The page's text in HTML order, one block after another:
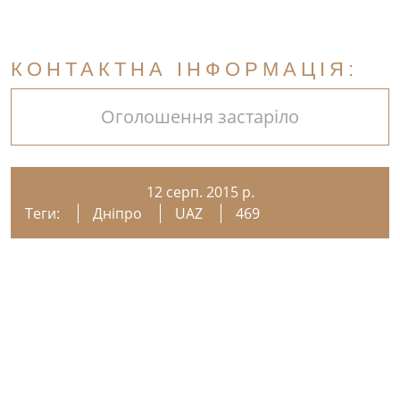
КОНТАКТНА ІНФОРМАЦІЯ:
Оголошення застаріло
12 серп. 2015 р.
Теги:
Дніпро UAZ 469